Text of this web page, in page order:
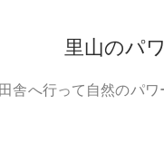
里山のパ
舎へ行って自然のパ